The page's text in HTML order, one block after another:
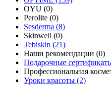
OYU (0)
Perolite (0)
Sesderma (8)
Skinwell (0)
Tebiskin (21)
Наши рекомендации (0)
Подарочные
Профессиональная
Уроки красоты (2)